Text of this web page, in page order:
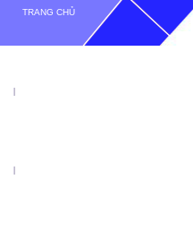
TRANG CHỦ